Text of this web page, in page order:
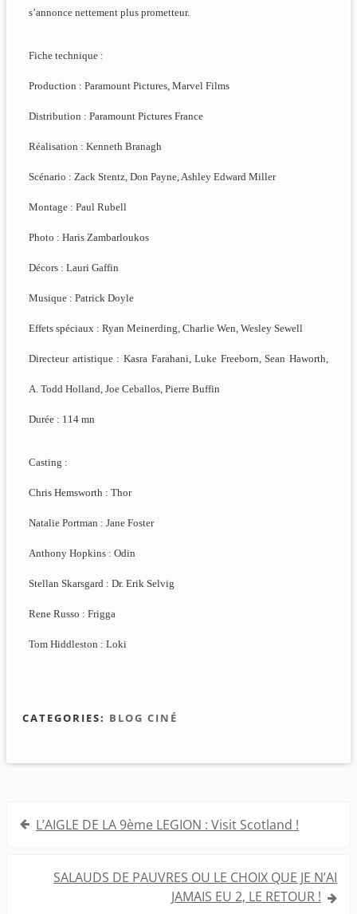
s’annonce nettement plus prometteur.
Fiche technique :
Production : Paramount Pictures, Marvel Films
Distribution : Paramount Pictures France
Réalisation : Kenneth Branagh
Scénario : Zack Stentz, Don Payne, Ashley Edward Miller
Montage : Paul Rubell
Photo : Haris Zambarloukos
Décors : Lauri Gaffin
Musique : Patrick Doyle
Effets spéciaux : Ryan Meinerding, Charlie Wen, Wesley Sewell
Directeur artistique : Kasra Farahani, Luke Freeborn, Sean Haworth,
A. Todd Holland, Joe Ceballos, Pierre Buffin
Durée : 114 mn
Casting :
Chris Hemsworth : Thor
Natalie Portman : Jane Foster
Anthony Hopkins : Odin
Stellan Skarsgard : Dr. Erik Selvig
Rene Russo : Frigga
Tom Hiddleston : Loki
CATEGORIES: BLOG CINÉ
Navigation
l’article
L’AIGLE DE LA 9ème LEGION : Visit Scotland !
SALAUDS DE PAUVRES OU LE CHOIX QUE JE N’AI
JAMAIS EU 2, LE RETOUR !